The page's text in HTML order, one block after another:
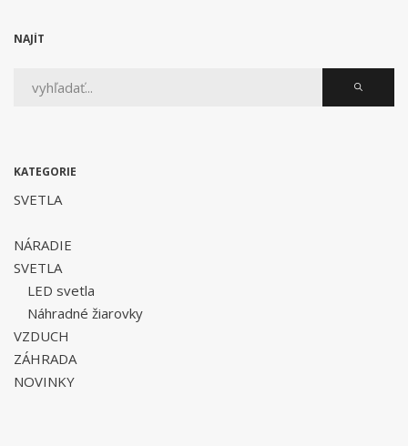
NAJÍT
KATEGORIE
SVETLA
NÁRADIE
SVETLA
LED svetla
Náhradné žiarovky
VZDUCH
ZÁHRADA
NOVINKY